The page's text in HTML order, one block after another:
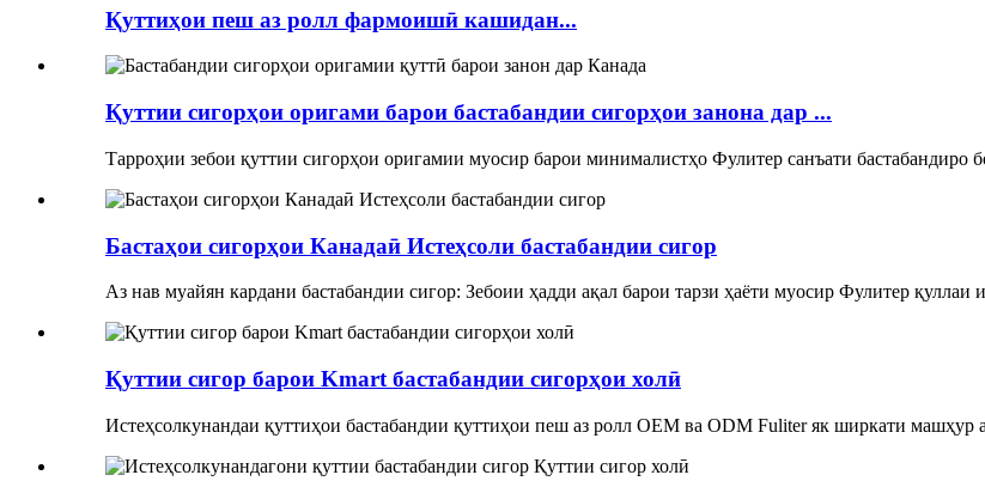
Қуттиҳои пеш аз ролл фармоишӣ кашидан...
Қуттии сигорҳои оригами барои бастабандии сигорҳои занона дар ...
Тарроҳии зебои қуттии сигорҳои оригамии муосир барои минималистҳо Фулитер санъати бастабандиро
Бастаҳои сигорҳои Канадаӣ Истеҳсоли бастабандии сигор
Аз нав муайян кардани бастабандии сигор: Зебоии ҳадди ақал барои тарзи ҳаёти муосир Фулитер қуллаи
Қуттии сигор барои Kmart бастабандии сигорҳои холӣ
Истеҳсолкунандаи қуттиҳои бастабандии қуттиҳои пеш аз ролл OEM ва ODM Fuliter як ширкати машҳур